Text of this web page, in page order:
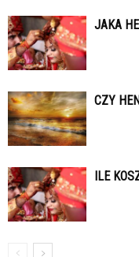
JAKA
CZY
ILE